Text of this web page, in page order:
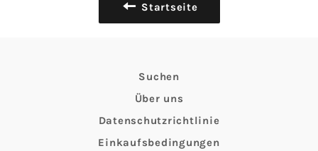
Startseite
Suchen
Über uns
Datenschutzrichtlinie
Einkaufsbedingungen